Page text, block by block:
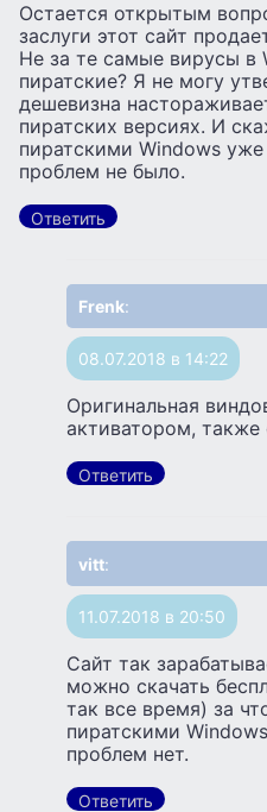
Остается открытым
заслуги этот сайт
Не за те самые вирусы в
пиратские? Я не могу
дешевизна
пиратских версиях. И
пиратскими Windows уже
проблем не было.
Ответить
Frenk:
08.07.2018 в 14:22
Оригинальная
активатором, также
Ответить
vitt:
11.07.2018 в 20:50
Сайт так
можно скачать
так все время) за
пиратскими
проблем нет.
Ответить